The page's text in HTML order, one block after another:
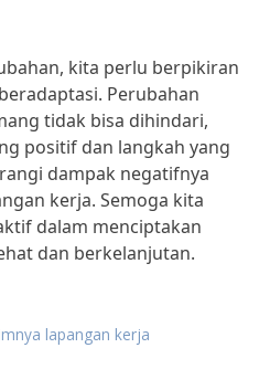
kita perlu berpikiran
Perubahan
tidak bisa dihindari,
positif dan langkah yang
dampak negatifnya
kerja. Semoga kita
dalam menciptakan
dan berkelanjutan.
lapangan kerja